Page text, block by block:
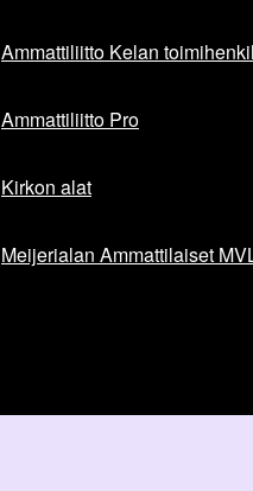
Ammattiliitto Kelan
Ammattiliitto Pro
Kirkon alat
Meijerialan Ammattilaiset